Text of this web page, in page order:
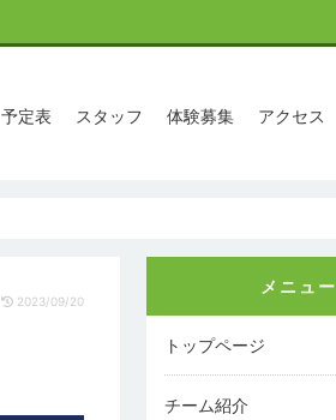
予定表 スタッフ 体験募集 アクセス
2023/09/20
メニュー
トップページ
チーム紹介